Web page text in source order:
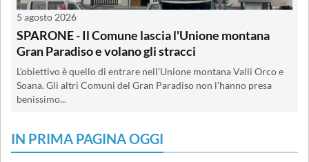
5 agosto 2026
SPARONE - Il Comune lascia l'Unione montana
Gran Paradiso e volano gli stracci
L'obiettivo è quello di entrare nell'Unione montana Valli Orco e
Soana. Gli altri Comuni del Gran Paradiso non l'hanno presa
benissimo...
IN PRIMA PAGINA OGGI